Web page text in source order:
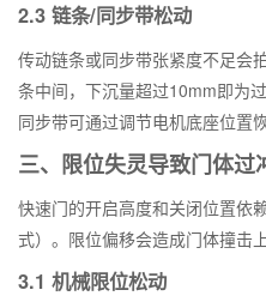
2.3 链条/同步带松动
传动链条或同步带张紧度不足会
条中间，下沉量超过10mm即为
同步带可通过调节电机底座位置
三、限位失灵导致门体过
快速门的开启高度和关闭位置依
式）。限位偏移会造成门体撞击
3.1 机械限位松动